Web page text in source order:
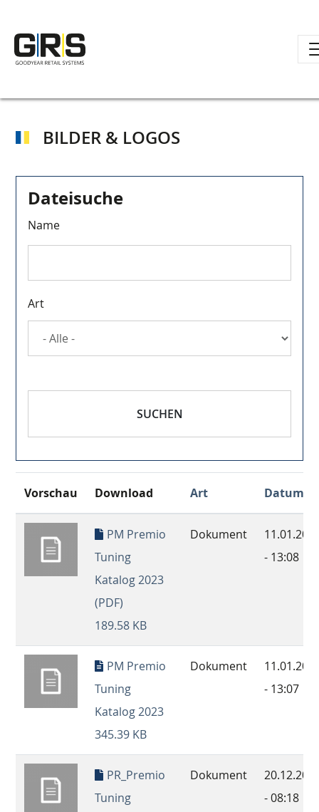
BILDER & LOGOS
Dateisuche
Name
Art
SUCHEN
Vorschau Download Art Datum
PM Premio
Tuning
Katalog 2023
(PDF)
189.58 KB
Dokument
- 13:08
PM Premio
Tuning
Katalog 2023
345.39 KB
Dokument
- 13:07
PR_Premio
Tuning
Dokument
- 08:18